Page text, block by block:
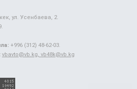
ул. Усенбаева, 2.
+996 (312) 48-62-03.
vbavto@vb.kg, vb48k@vb.kg